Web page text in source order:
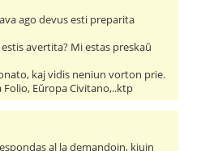
ago devus esti preparita
avertita? Mi estas preskaŭ
kaj vidis neniun vorton prie.
Eŭropa Civitano,..ktp
al la demandojn, kiujn